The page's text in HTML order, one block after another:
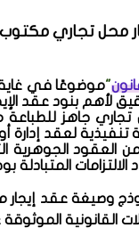
محل تجاري مكتوب
"موضوعًا في
لأهم بنود عقد
جاهز للطباعة
تنفيذية لعقد إدارة
العقود الجوهرية
المتبادلة
وصيغة عقد
القانونية